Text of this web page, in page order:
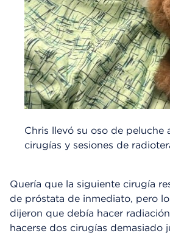
Chris llevó su oso de peluche
cirugías y sesiones de
Quería que la siguiente cirugía
de próstata de inmediato, pero
dijeron que debía hacer
hacerse dos cirugías demasiado